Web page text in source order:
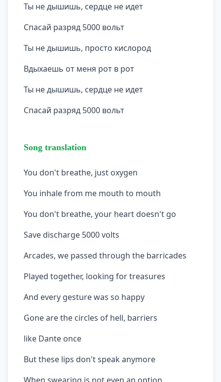
Ты не дышишь, сердце не идет
Спасай разряд 5000 вольт
Ты не дышишь, просто кислород
Вдыхаешь от меня рот в рот
Ты не дышишь, сердце не идет
Спасай разряд 5000 вольт
Song translation
You don't breathe, just oxygen
You inhale from me mouth to mouth
You don't breathe, your heart doesn't go
Save discharge 5000 volts
Arcades, we passed through the barricades
Played together, looking for treasures
And every gesture was so happy
Gone are the circles of hell, barriers
like Dante once
But these lips don't speak anymore